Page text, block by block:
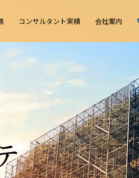
大規模修繕でコンサルタント
が必要な理由とは？
コンサルタン ト業務の流れ
コンサルタント実績 会社案内
会社概要